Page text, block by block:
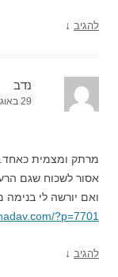
להגיב ↓
נדב
29 באוגוסט 2014 בשעה 12:28
מרתק ומצמית כאחד.
אסור לשכוח שגם
ואם יורשה לי בנימה
?p=7701
להגיב ↓